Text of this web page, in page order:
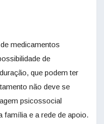
medicamentos
de
que podem ter
não deve se
psicossocial
família e a rede de apoio.